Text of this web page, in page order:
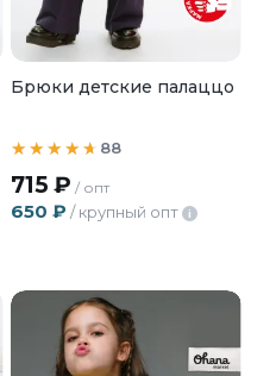
Брюки детские палаццо
88
715 ₽ / опт
650 ₽ / крупный опт i